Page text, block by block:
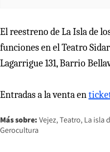
El reestreno de La Isla de
funciones en el Teatro
Lagarrigue 131, Barrio
Entradas a la venta en
Más sobre: Vejez Teatro La isla
Gerocultura